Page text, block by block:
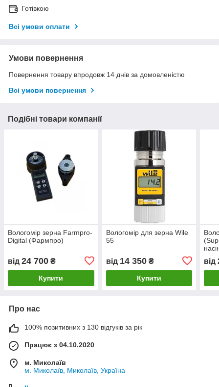
Готівкою
Всі умови оплати
Умови повернення
Повернення товару впродовж 14 днів за домовленістю
Всі умови повернення
Подібні товари компанії
Вологомір зерна Farmpro-
Digital (Фармпро)
від 24 700 ₴
Купити
Вологомір для зерна Wile
55
від 14 350₴
Купити
від
Про нас
100% позитивних з 130 відгуків за рік
Працює з 04.10.2020
м. Миколаїв
м. Миколаїв, Миколаїв, Україна